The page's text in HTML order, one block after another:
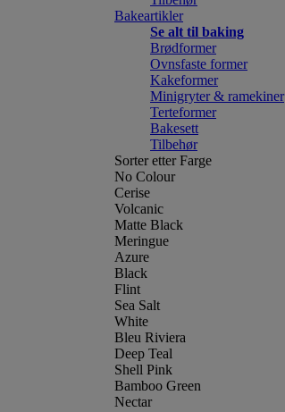
Bakeartikler
Se alt til baking
Brødformer
Ovnsfaste former
Kakeformer
Minigryter & ramekiner
Terteformer
Bakesett
Tilbehør
Sorter etter Farge
No Colour
Cerise
Volcanic
Matte Black
Meringue
Azure
Black
Flint
Sea Salt
White
Bleu Riviera
Deep Teal
Shell Pink
Bamboo Green
Nectar